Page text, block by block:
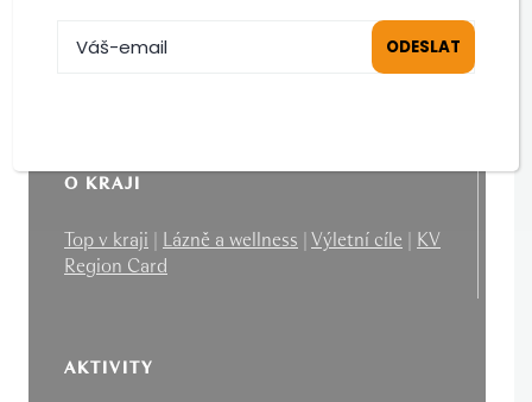
PRO PARTNERY
O KRAJI
Top v kraji Lázně a wellness Výletní cíle
KV
Region Card
AKTIVITY